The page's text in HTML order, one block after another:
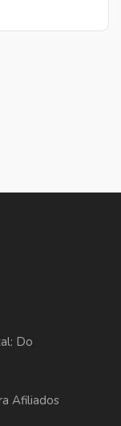
eficiente de
Do
Afiliados